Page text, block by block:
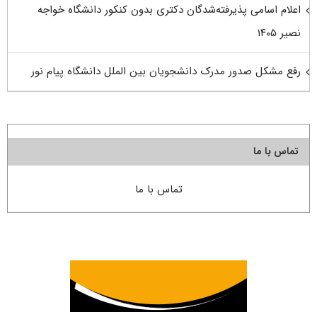
اعلام اسامی پذیرفته‌شدگان دکتری بدون کنکور دانشگاه خواجه
نصیر ۱۴۰۵
رفع مشکل صدور مدرک دانشجویان بین الملل دانشگاه پیام نور
تماس با ما
تماس با ما